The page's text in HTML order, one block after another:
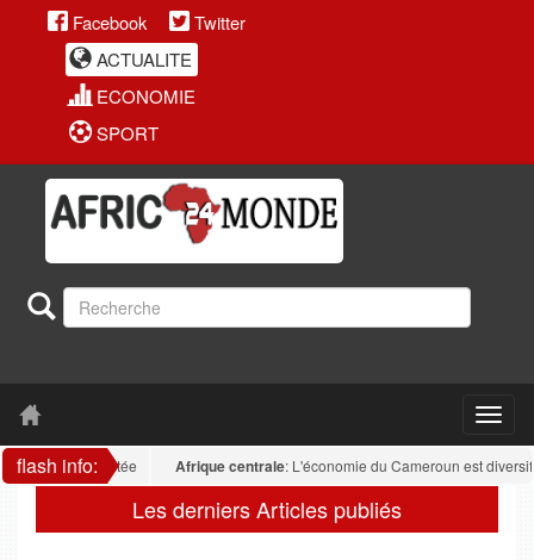
Facebook
Twitter
ACTUALITE
ECONOMIE
SPORT
flash info:
reste fragmentée Afrique centrale: L'économie du Cameroun est
Les derniers Articles publiés